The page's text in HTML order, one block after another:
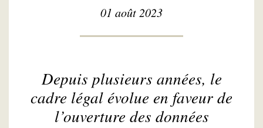
01 août 2023
Depuis plusieurs années, le
cadre légal évolue en faveur de
l’ouverture des données